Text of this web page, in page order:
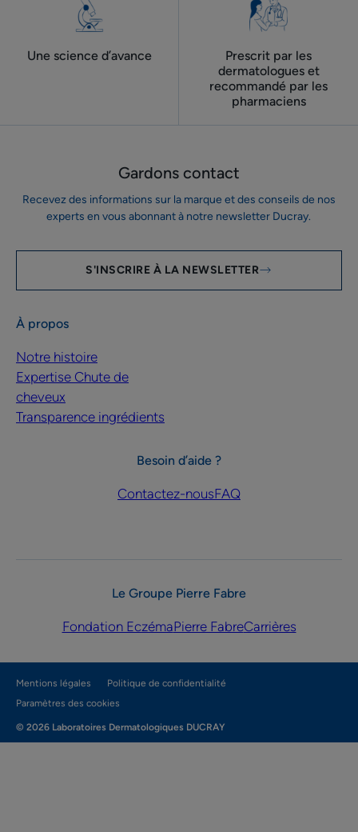
Une science d’avance
Prescrit par les
dermatologues ​et
recommandé par les
pharmaciens
Gardons contact
Recevez des informations sur la marque et des conseils de nos
experts en vous abonnant à notre newsletter Ducray.
S'INSCRIRE À LA NEWSLETTER
À propos
Notre histoire
Expertise Chute de
cheveux
Transparence ingrédients
Besoin d’aide ?
Contactez-nousFAQ
Le Groupe Pierre Fabre
Fondation EczémaPierre FabreCarrières
Mentions légales
Politique de confidentialité
Paramètres des cookies
© 2026 Laboratoires Dermatologiques DUCRAY